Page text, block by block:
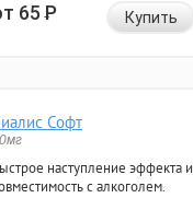
65Р Купить
Софт
наступление эффекта и
с алкоголем.